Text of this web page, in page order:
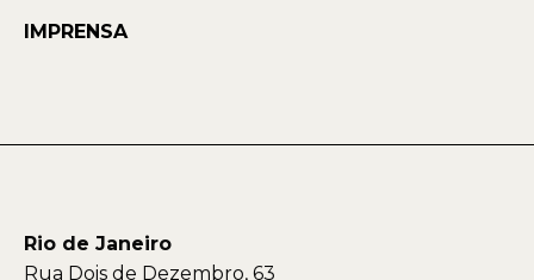
IMPRENSA
Rio de Janeiro
Rua Dois de Dezembro, 63